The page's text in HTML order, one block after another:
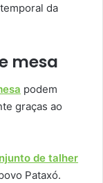
da
mesa
podem
graças ao
de talher
Pataxó.